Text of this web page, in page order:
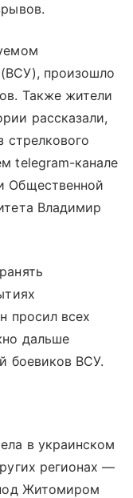
произошло
Также жители
рассказали,
стрелкового
telegram-канале
Общественной
Владимир
просил всех
дальше
боевиков ВСУ.
в украинском
регионах —
Житомиром